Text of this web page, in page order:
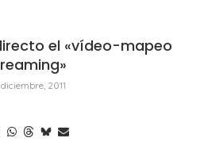
el «vídeo-mapeo
2011